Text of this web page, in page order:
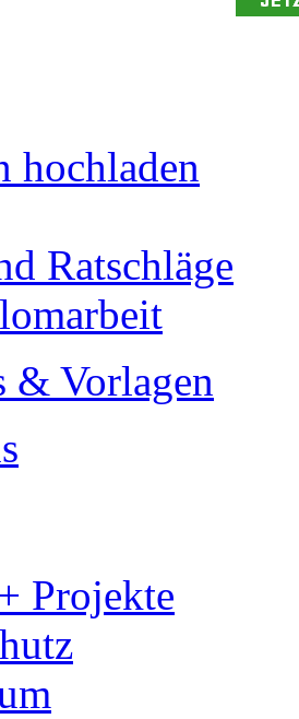
hochladen
Ratschläge
& Vorlagen
Projekte